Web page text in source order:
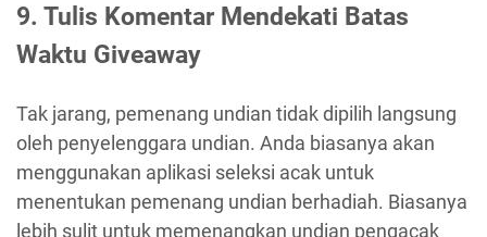
9. Tulis Komentar Mendekati Batas
Waktu Giveaway
Tak jarang, pemenang undian tidak dipilih langsung
oleh penyelenggara undian. Anda biasanya akan
menggunakan aplikasi seleksi acak untuk
menentukan pemenang undian berhadiah. Biasanya
lebih sulit untuk memenangkan undian pengacak